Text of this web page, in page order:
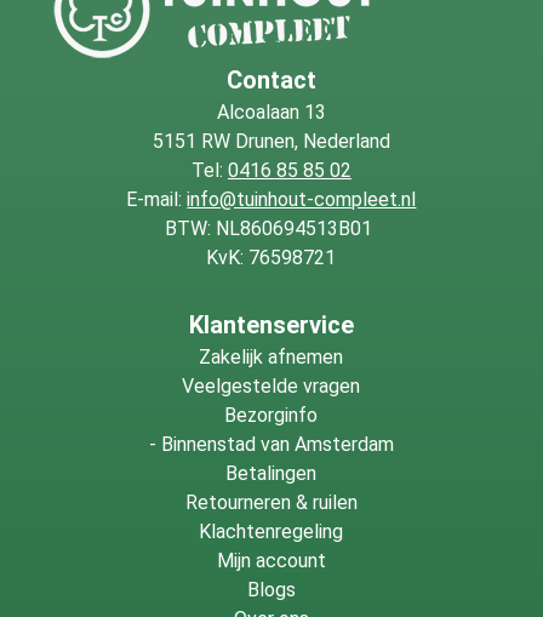
Contact
Alcoalaan 13
5151 RW Drunen, Nederland
Tel: 0416 85 85 02
E-mail:info@tuinhout-compleet.nl
BTW: NL860694513B01
KvK: 76598721
Klantenservice
Zakelijk afnemen
Veelgestelde vragen
Bezorginfo
- Binnenstad van Amsterdam
Betalingen
Retourneren & ruilen
Klachtenregeling
Mijn account
Blogs